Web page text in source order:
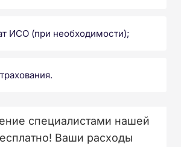
ИСО (при необходимости);
специалистами нашей
Ваши расходы